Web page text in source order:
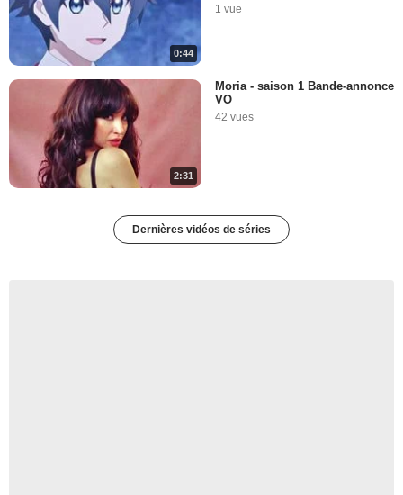
0:44
1 vue
2:31
Moria - saison 1 Bande-annonce
VO
42 vues
Dernières vidéos de séries